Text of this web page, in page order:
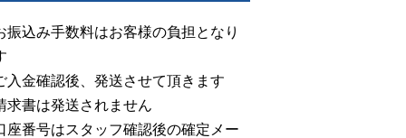
振込み手数料はお客様の負担となり
入金確認後、発送させて頂きます
求書は発送されません
座番号はスタッフ確認後の確定メー